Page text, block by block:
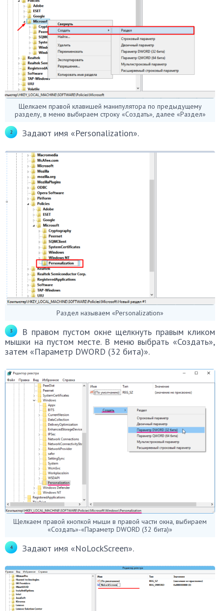
Щелкаем правой клавишей манипулятора по предыдущему
разделу, в меню выбираем строку «Создать», далее «Раздел»
Задают имя «Personalization».
Раздел называем «Personalization»
В правом пустом окне щелкнуть правым кликом
мышки на пустом месте. В меню выбрать «Создать»,
затем «Параметр DWORD (32 бита)».
Щелкаем правой кнопкой мыши в правой части окна, выбираем
«Создать»-«Параметр DWORD (32 бита)»
Задают имя «NoLockScreen».